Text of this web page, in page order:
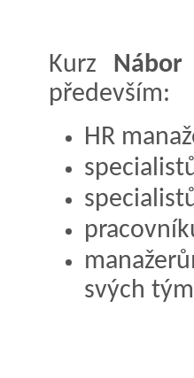
Kurz
především:
HR
svých